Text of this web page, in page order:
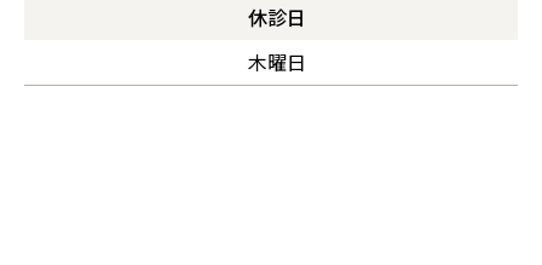
休診日
木曜日